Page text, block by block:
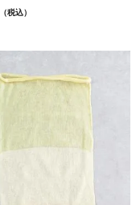
（税込）